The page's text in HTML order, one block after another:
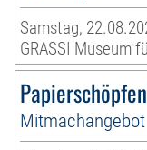
Samstag,
GRASSI Museum
Mitmachangebot